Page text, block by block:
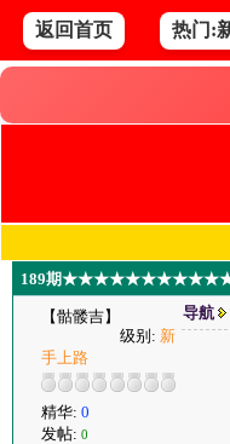
返回首页 热门:
189期
【骷髅吉】
级别: 新
手上路
精华: 0
发帖: 0
导航